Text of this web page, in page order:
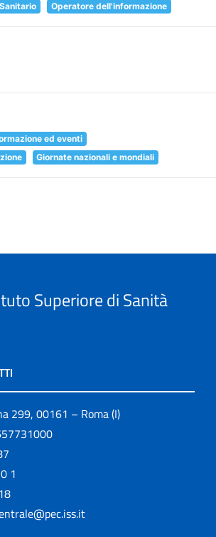
Operatore dell'informazione
ed eventi
Giornate nazionali e mondiali
Superiore di Sanità
299, 00161 – Roma (I)
1